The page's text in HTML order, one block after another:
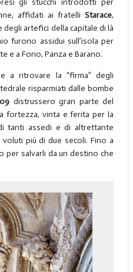
gli stucchi introdotti per
affidati ai fratelliStarace,
artefici della capitale di là
furono assidui sull’isola per
e a Forio, Panza e Barano.
a ritrovare la “firma” degli
risparmiati dalle bombe
distrussero gran parte del
fortezza, vinta e ferita per la
tanti assedi e di altrettante
più di due secoli. Fino a
per salvarli da un destino che